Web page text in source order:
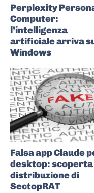
Perplexity
Computer:
l’intelligenza
artificiale arriva
Windows
Falsa app Claude
desktop: scoperta
distribuzione di
SectopRAT